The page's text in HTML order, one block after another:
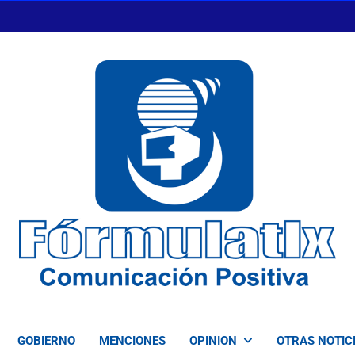
FormulaTlx
GOBIERNO MENCIONES OPINION OTRAS